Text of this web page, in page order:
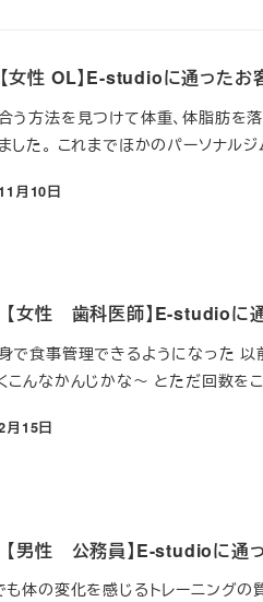
女性 OL】E-studioに通ったお
う方法を見つけて体重、体脂肪を
した。 これまでほかのパーソナル
月10日
女性 歯科医師】E-studioに
で食事管理できるようになった 以
こんなかんじかな～ とただ回数を
月15日
男性 公務員】E-studioに通
体の変化を感じるトレーニング